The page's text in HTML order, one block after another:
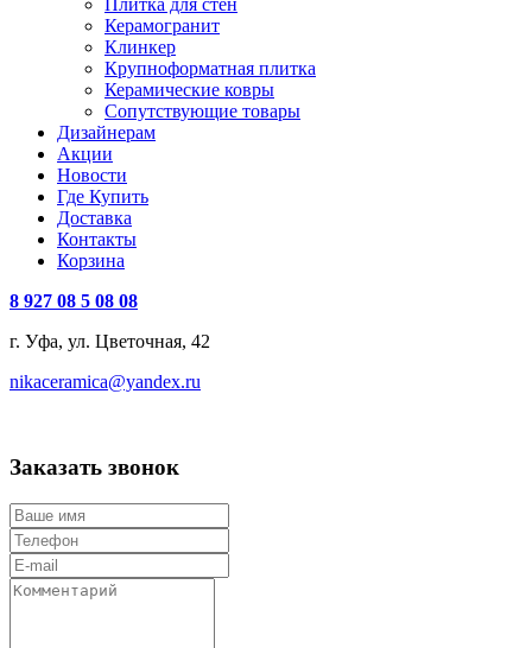
Керамогранит
Клинкер
Крупноформатная плитка
Керамические ковры
Сопутствующие товары
Дизайнерам
Акции
Новости
Где Купить
Доставка
Контакты
Корзина
8 927 08 5 08 08
г. Уфа, ул. Цветочная, 42
nikaceramica@yandex.ru
Заказать звонок